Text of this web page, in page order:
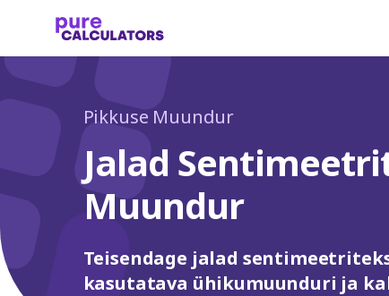
Pikkuse Muundur
Jalad
Muundur
Teisendage jalad
kasutatava ühikumuunduri ja